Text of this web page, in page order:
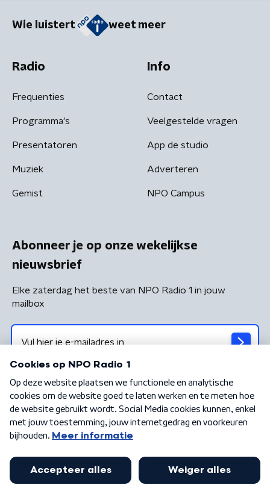
Wie luistert weet meer
Radio
Frequenties
Programma's
Presentatoren
Muziek
Gemist
Info
Contact
Veelgestelde vragen
App de studio
Adverteren
NPO Campus
Abonneer je op onze wekelijkse
nieuwsbrief
Elke zaterdag het beste van NPO Radio 1 in jouw
mailbox
Algemene voorwaarden Privacybeleid